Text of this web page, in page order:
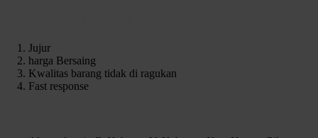
webcam,Wifi
Screen 14in
dvdrw
Windows 7
Jujur
harga Bersaing
Kwalitas barang tidak di ragukan
Fast response